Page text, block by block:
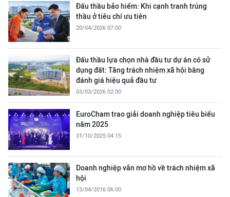
Đấu thầu bảo hiểm: Khi cạnh tranh trúng
thầu ở tiêu chí ưu tiên
20/04/2026 07:00
Đấu thầu lựa chọn nhà đầu tư dự án có sử
dụng đất: Tăng trách nhiệm xã hội bằng
đánh giá hiệu quả đầu tư
03/03/2026 02:00
EuroCham trao giải doanh nghiệp tiêu biểu
năm 2025
31/10/2025 04:15
Doanh nghiệp vẫn mơ hồ về trách nhiệm xã
hội
13/04/2016 06:00